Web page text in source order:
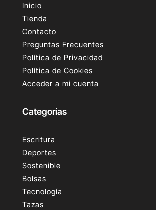
Inicio
Tienda
Contacto
Preguntas Frecuentes
Política de Privacidad
Política de Cookies
Acceder a mi cuenta
Categorías
Escritura
Deportes
Sostenible
Bolsas
Tecnología
Tazas